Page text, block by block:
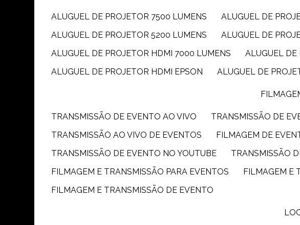
ALUGUEL DE PROJETOR 7500 LUMENS ALUGUEL DE
ALUGUEL DE PROJETOR 5200 LUMENS
ALUGUEL DE
ALUGUEL DE PROJETOR HDMI 7000 LUMENS
ALUGUEL
ALUGUEL DE PROJETOR HDMI EPSON
ALUGUEL DE
TRANSMISSÃO DE EVENTO AO VIVO TRANSMISSÃO DE
TRANSMISSÃO AO VIVO DE EVENTOS
FILMAGEM DE
TRANSMISSÃO DE EVENTO NO YOUTUBE
TRANSMISSÃO
FILMAGEM E TRANSMISSÃO PARA EVENTOS
FILMAGEM
FILMAGEM E TRANSMISSÃO DE EVENTO